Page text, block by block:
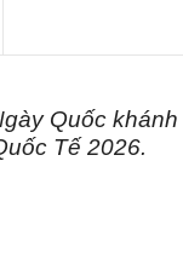
Quốc khánh
Tế 2026.